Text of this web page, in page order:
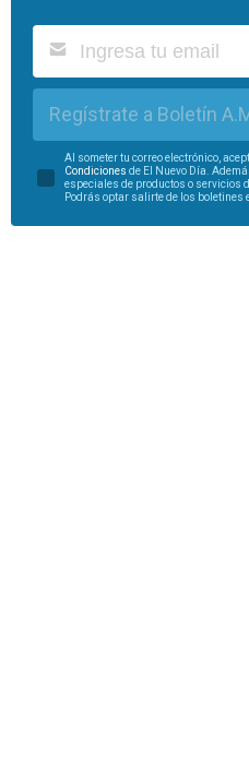
Regístrate a Boletín
Al someter tu correo electrónico,
Condiciones de El Nuevo Día.
especiales de productos o servicios
Podrás optar salirte de los boletines